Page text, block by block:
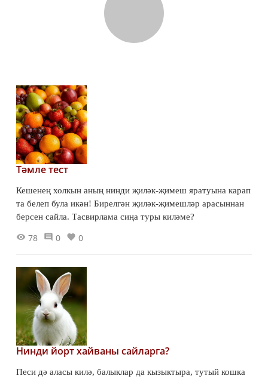
Тәмле тест
Кешенең холкын аның нинди җиләк-җимеш яратуына карап
та белеп була икән! Бирелгән җиләк-җимешләр арасыннан
берсен сайла. Тасвирлама сиңа туры киләме?
78 0 0
Нинди йорт хайваны сайларга?
Песи дә аласы килә, балыклар да кызыктыра, тутый кошка